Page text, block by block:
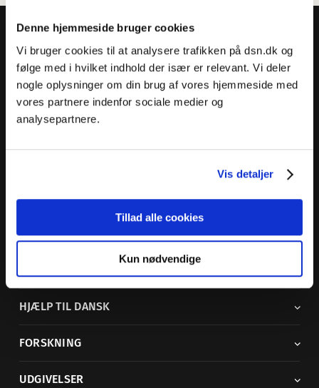
Denne hjemmeside bruger cookies
Vi bruger cookies til at analysere trafikken på dsn.dk og
følge med i hvilket indhold der især er relevant. Vi deler
nogle oplysninger om din brug af vores hjemmeside med
vores partnere indenfor sociale medier og
analysepartnere.
Vis detaljer
Tillad alle cookies
Kun nødvendige
Dansk Sprognævn
Adelgade 119 B
5400 Bogense
adm@dsn.dk
HJÆLP TIL DANSK
FORSKNING
UDGIVELSER